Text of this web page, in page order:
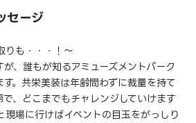
セージ
りも・・・！～
が、誰もが知るアミューズメントパーク
。共栄美装は年齢問わずに裁量を持て
で、どこまでもチャレンジしていけます
現場に行けばイベントの目玉をがっしり